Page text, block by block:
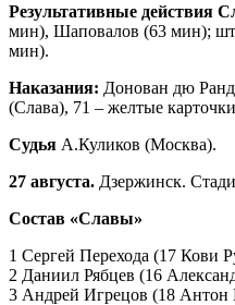
Результативные действия
мин), Шаповалов (63 мин);
мин).
Наказания: Донован дю
(Слава), 71 – желтые
Судья А.Куликов (Москва).
27 августа. Дзержинск.
Состав «Славы»
1 Сергей Перехода (17 Кови
2 Даниил Рябцев (16
3 Андрей Игрецов (18 Антон